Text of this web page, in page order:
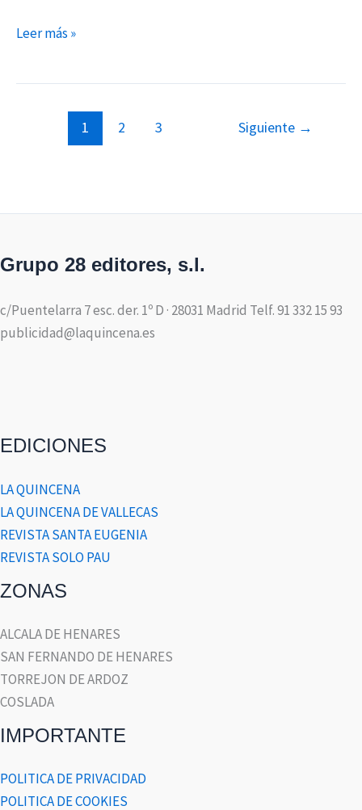
Leer más »
1 2 3 Siguiente →
Grupo 28 editores, s.l.
c/Puentelarra 7 esc. der. 1º D · 28031 Madrid Telf. 91 332 15 93
publicidad@laquincena.es
EDICIONES
LA QUINCENA
LA QUINCENA DE VALLECAS
REVISTA SANTA EUGENIA
REVISTA SOLO PAU
ZONAS
ALCALA DE HENARES
SAN FERNANDO DE HENARES
TORREJON DE ARDOZ
COSLADA
IMPORTANTE
POLITICA DE PRIVACIDAD
POLITICA DE COOKIES